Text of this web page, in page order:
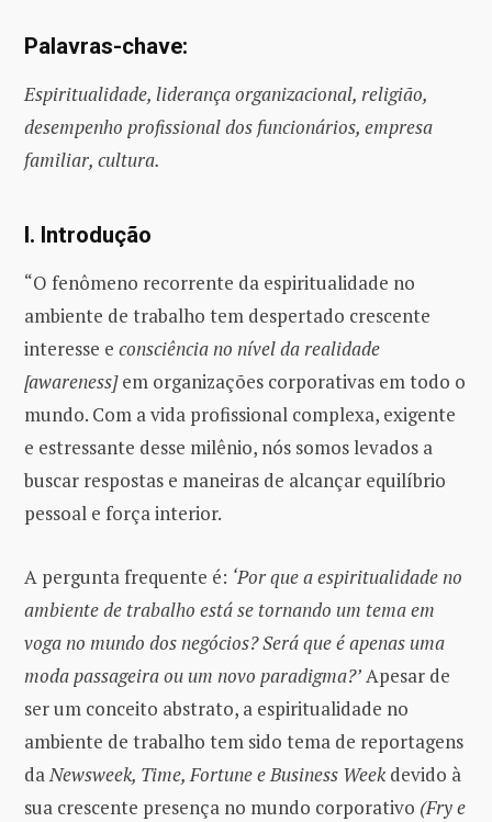
Palavras-chave:
Espiritualidade, liderança organizacional, religião,
desempenho profissional dos funcionários, empresa
familiar, cultura.
I. Introdução
“O fenômeno recorrente da espiritualidade no
ambiente de trabalho tem despertado crescente
interesse e consciência no nível da realidade
[awareness]em organizações corporativas em todo o
mundo. Com a vida profissional complexa, exigente
e estressante desse milênio, nós somos levados a
buscar respostas e maneiras de alcançar equilíbrio
pessoal e força interior.
A pergunta frequente é: ‘Por que a espiritualidade no
ambiente de trabalho está se tornando um tema em
voga no mundo dos negócios? Será que é apenas uma
moda passageira ou um novo paradigma?’Apesar de
ser um conceito abstrato, a espiritualidade no
ambiente de trabalho tem sido tema de reportagens
daNewsweek, Time, Fortune e Business Week devido à
sua crescente presença no mundo corporativo (Fry e